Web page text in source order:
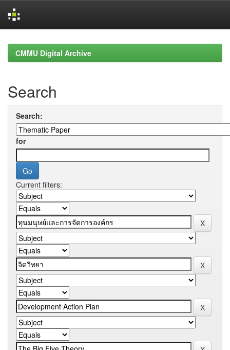
navigationCMMU Digital Archive
Search
Search:
for
Current filters: